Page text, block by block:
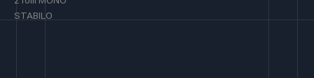
STABILO